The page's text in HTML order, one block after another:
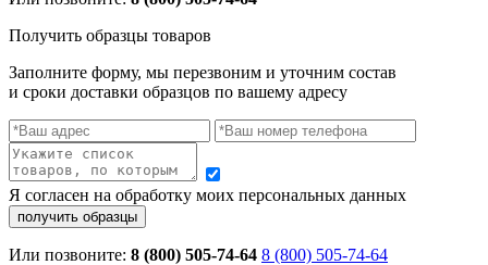
Получить образцы товаров
Заполните форму, мы перезвоним и уточним состав
и сроки доставки образцов по вашему адресу
Я согласен на обработку моих персональных данных
Или позвоните: 8 (800) 505-74-64 8 (800) 505-74-64